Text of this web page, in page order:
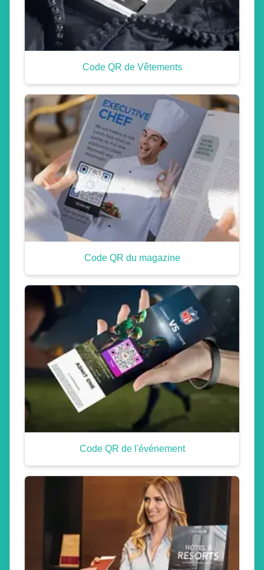
Code QR de Vêtements
Code QR du magazine
Code QR de l'événement